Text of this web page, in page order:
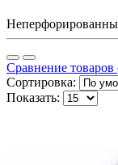
Сравнение товаров
Сортировка:
Показать: